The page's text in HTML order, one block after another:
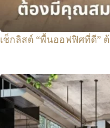
เช็กลิสต์ “พื้นออฟฟิศที่ดี”